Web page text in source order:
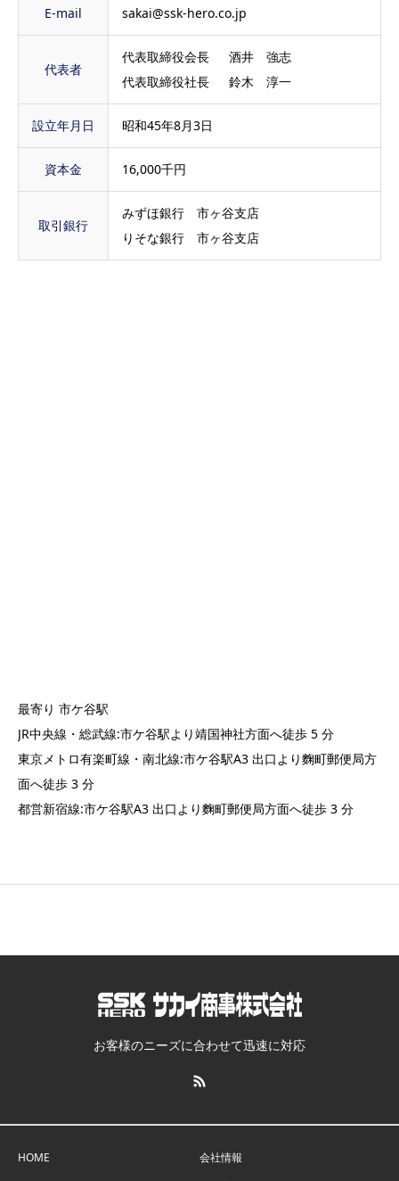
E-mail sakai@ssk-hero.co.jp
代表者
代表取締役会長 酒井 強志
代表取締役社長 鈴木 淳一
設立年月日 昭和45年8月3日
資本金 16,000千円
取引銀行
みずほ銀行 市ヶ谷支店
りそな銀行 市ヶ谷支店
最寄り 市ケ谷駅
JR中央線・総武線:市ケ谷駅より靖国神社方面へ徒歩 5 分
東京メトロ有楽町線・南北線:市ケ谷駅A3 出口より麴町郵便局方
面へ徒歩 3 分
都営新宿線:市ケ谷駅A3 出口より麴町郵便局方面へ徒歩 3 分
お客様のニーズに合わせて迅速に対応
HOME
会社情報